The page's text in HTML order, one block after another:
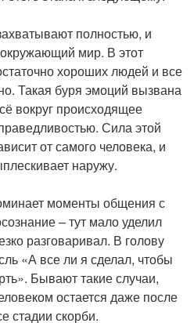
полностью, и
мир. В этот
хороших людей и все
Такая буря эмоций вызвана
вокруг происходящее
Сила этой
от самого человека, и
наружу.
моменты общения с
– тут мало уделил
разговаривал. В голову
«А все ли я сделал, чтобы
Бывают такие случаи,
остается даже после
стадии скорби.